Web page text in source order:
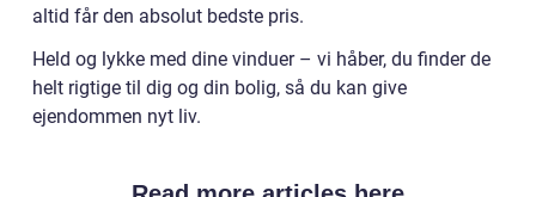
altid får den absolut bedste pris.
Held og lykke med dine vinduer – vi håber, du finder de
helt rigtige til dig og din bolig, så du kan give
ejendommen nyt liv.